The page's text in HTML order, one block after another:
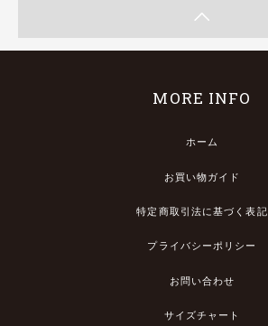
MORE INFO
ホーム
お買い物ガイド
特定商取引法に基づく表記
プライバシーポリシー
お問い合わせ
サイズチャート